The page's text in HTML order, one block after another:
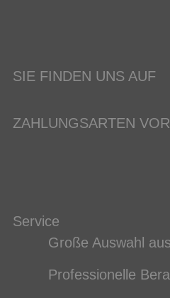
SIE FINDEN UNS AUF
ZAHLUNGSARTEN
Service
Große Auswahl
Professionelle